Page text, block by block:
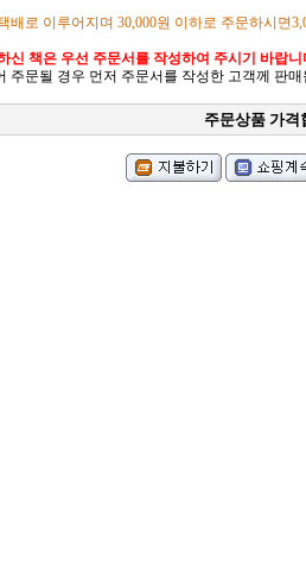
배로 이루어지며 30,000원 이하로 주문하시면
신 책은 우선 주문서를 작성하여 주시기 바랍니
주문될 경우 먼저 주문서를 작성한 고객께 판매
주문상품 가격